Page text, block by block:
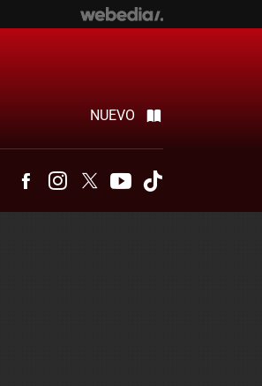
NUEVO
FacebookInstagram
Twitter Youtube